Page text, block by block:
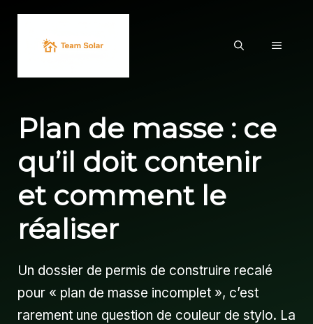
Aller
contenu
MENU
Plan de masse : ce
qu’il doit contenir
et comment le
réaliser
Un dossier de permis de construire recalé
pour « plan de masse incomplet », c’est
rarement une question de couleur de stylo. La